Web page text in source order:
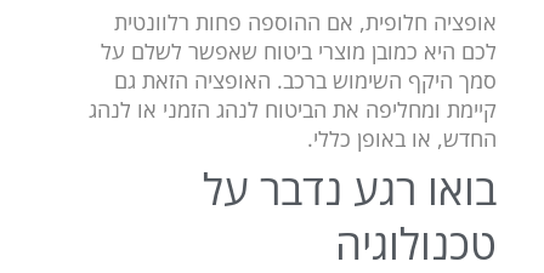
אופציה חלופית, אם ההוספה פחות רלוונטית
לכם היא כמובן מוצרי ביטוח שאפשר לשלם על
סמך היקף השימוש ברכב. האופציה הזאת גם
קיימת ומחליפה את הביטוח לנהג הזמני או לנהג
החדש, או באופן כללי.
בואו רגע נדבר על
טכנולוגיה